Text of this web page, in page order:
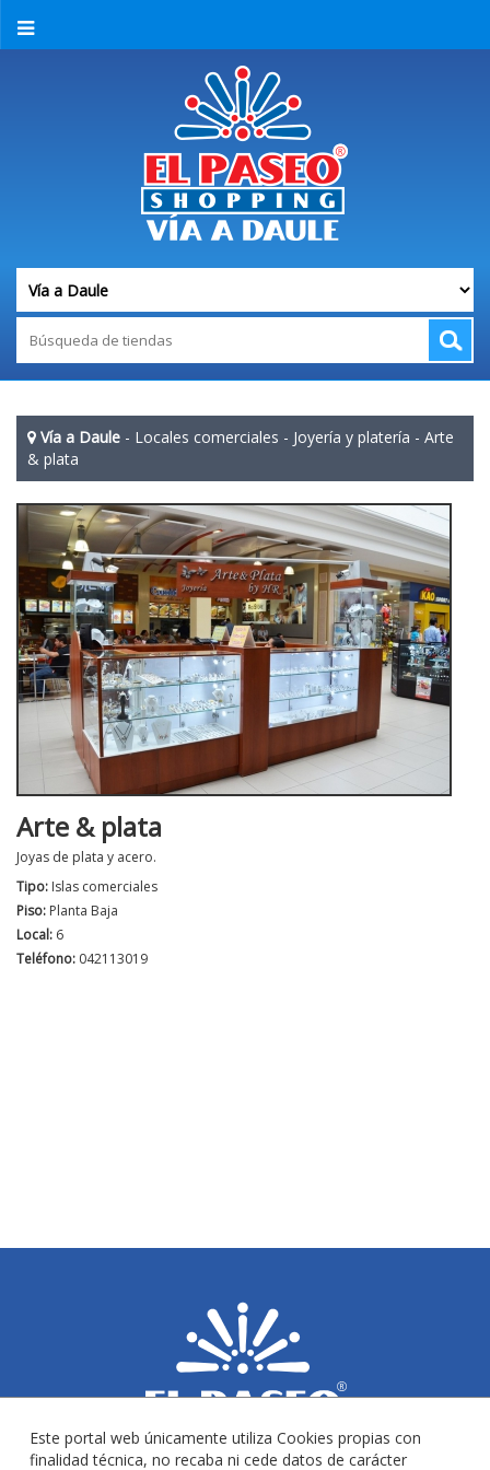
Vía a Daule - Locales comerciales - Joyería y platería - Arte
& plata
Arte & plata
Joyas de plata y acero.
Tipo: Islas comerciales
Piso: Planta Baja
Local: 6
Teléfono: 042113019
Este portal web únicamente utiliza Cookies propias con
finalidad técnica, no recaba ni cede datos de carácter